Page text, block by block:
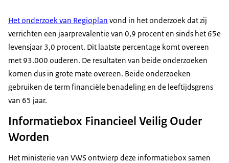
Het onderzoek van Regioplan vond in het onderzoek dat zij
verrichten een jaarprevalentie van 0,9 procent en sinds het 65e
levensjaar 3,0 procent. Dit laatste percentage komt overeen
met 93.000 ouderen. De resultaten van beide onderzoeken
komen dus in grote mate overeen. Beide onderzoeken
gebruiken de term financiële benadeling en de leeftijdsgrens
van 65 jaar.
Informatiebox Financieel Veilig Ouder
Worden
Het ministerie van VWS ontwierp deze informatiebox samen